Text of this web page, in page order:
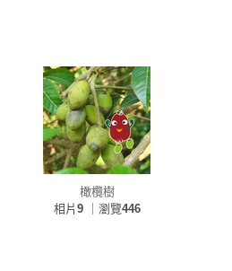
橄欖樹
相片 9｜瀏覽446